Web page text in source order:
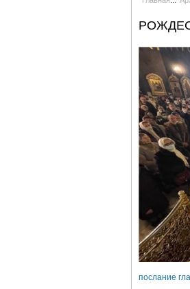
послание